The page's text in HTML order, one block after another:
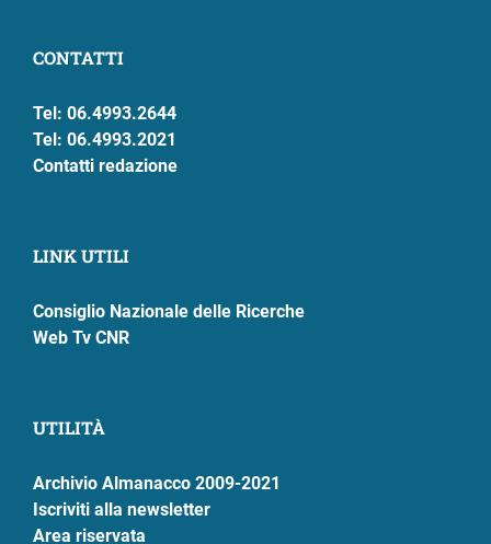
CONTATTI
Tel: 06.4993.2644
Tel: 06.4993.2021
Contatti redazione
LINK UTILI
Consiglio Nazionale delle Ricerche
Web Tv CNR
UTILITÀ
Archivio Almanacco 2009-2021
Iscriviti alla newsletter
Area riservata